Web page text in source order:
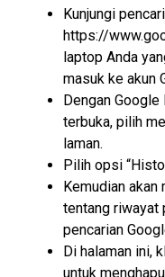
Kunjungi
https://
laptop Anda
masuk ke akun
Dengan
terbuka, pilih
laman.
Pilih opsi
Kemudian
tentang riwayat
pencarian
Di halaman ini,
untuk